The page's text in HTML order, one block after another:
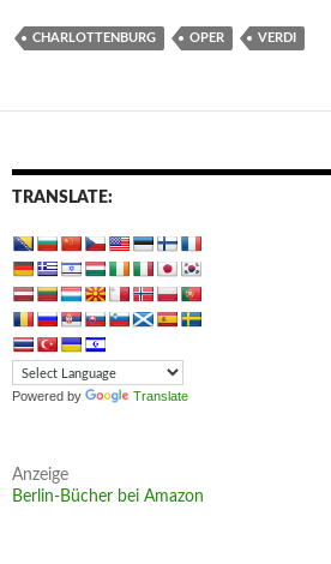
CHARLOTTENBURG OPER VERDI
TRANSLATE:
Powered by Translate
Anzeige
Berlin-Bücher bei Amazon